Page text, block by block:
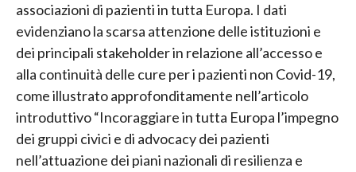
associazioni di pazienti in tutta Europa. I dati
evidenziano la scarsa attenzione delle istituzioni e
dei principali stakeholder in relazione all’accesso e
alla continuità delle cure per i pazienti non Covid-19,
come illustrato approfonditamente nell’articolo
introduttivo “Incoraggiare in tutta Europa l’impegno
dei gruppi civici e di advocacy dei pazienti
nell’attuazione dei piani nazionali di resilienza e